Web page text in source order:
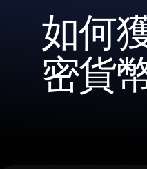
如何
密貨